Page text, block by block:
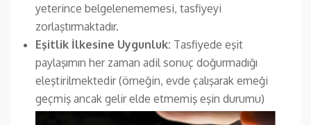
yeterince belgelenememesi, tasfiyeyi
zorlaştırmaktadır.
Eşitlik İlkesine Uygunluk: Tasfiyede eşit
paylaşımın her zaman adil sonuç doğurmadığı
eleştirilmektedir (örneğin, evde çalışarak emeği
geçmiş ancak gelir elde etmemiş eşin durumu)